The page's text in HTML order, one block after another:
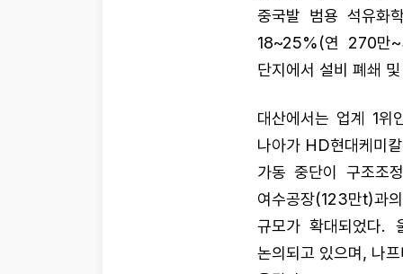
중국발 범용 석유화
18~25%(연 270만
단지에서 설비 폐쇄
대산에서는 업계 1
나아가 HD현대케미
가동 중단이 구조조
여수공장(123만t)과
규모가 확대되었다.
논의되고 있으며, 나